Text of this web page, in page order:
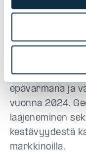
epävarmana ja
vuonna 2024.
laajeneminen
kestävyydestä
markkinoilla.